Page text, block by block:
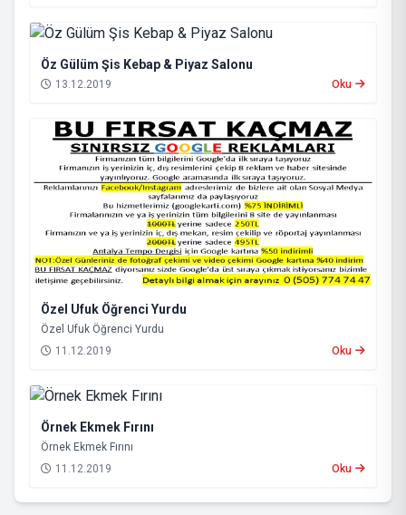
Öz Gülüm Şis Kebap & Piyaz Salonu
13.12.2019 Oku
Özel Ufuk Öğrenci Yurdu
Özel Ufuk Öğrenci Yurdu
11.12.2019
Oku
Örnek Ekmek Fırını
Örnek Ekmek Fırını
11.12.2019
Oku